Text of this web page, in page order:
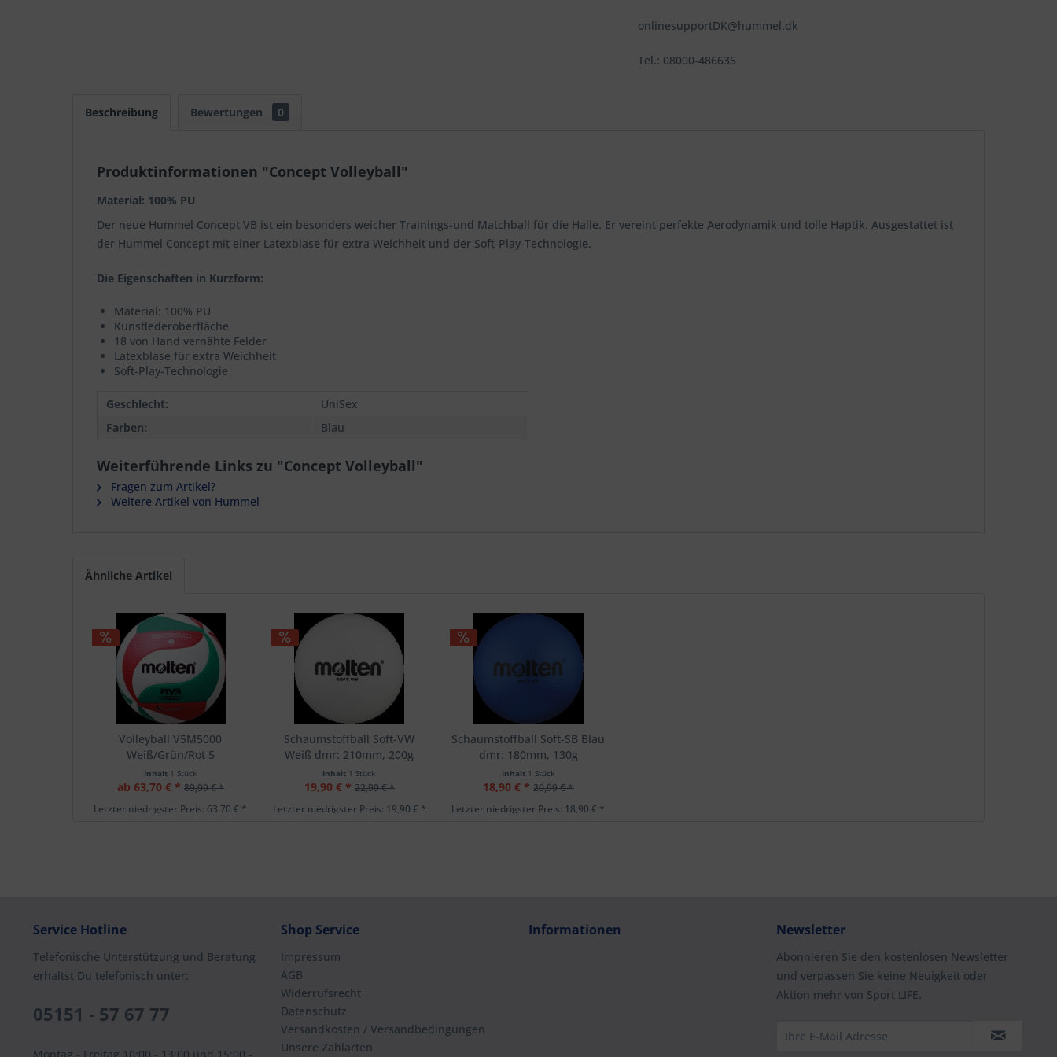
onlinesupportDK@hummel.dk
Tel.: 08000-486635
Beschreibung Bewertungen 0
Produktinformationen "Concept Volleyball"
Material: 100% PU
Der neue Hummel Concept VB ist ein besonders weicher Trainings-und Matchball für die Halle. Er vereint perfekte Aerodynamik und tolle Haptik. Ausgestattet ist
der Hummel Concept mit einer Latexblase für extra Weichheit und der Soft-Play-Technologie.
Die Eigenschaften in Kurzform:
Material: 100% PU
Kunstlederoberfläche
18 von Hand vernähte Felder
Latexblase für extra Weichheit
Soft-Play-Technologie
Geschlecht:
UniSex
Farben:
Blau
Weiterführende Links zu "Concept Volleyball"
Fragen zum Artikel?
Weitere Artikel von Hummel
Ähnliche Artikel
Volleyball V5M5000
Weiß/Grün/Rot 5
Inhalt 1 Stück
ab 63,70 € * 89,99 € *
Letzter niedrigster Preis: 63,70 € *
Schaumstoffball Soft-VW
Weiß dmr: 210mm, 200g
Inhalt 1 Stück
19,90 € * 22,99 € *
Letzter niedrigster Preis: 19,90 € *
Schaumstoffball Soft-SB Blau
dmr: 180mm, 130g
Inhalt 1 Stück
18,90 € * 20,99 € *
Letzter niedrigster Preis: 18,90 € *
Service Hotline
Telefonische Unterstützung und Beratung
erhaltst Du telefonisch unter:
05151 - 57 67 77
Shop Service
Impressum
AGB
Widerrufsrecht
Datenschutz
Versandkosten / Versandbedingungen
Unsere Zahlarten
Informationen Newsletter
Abonnieren Sie den kostenlosen Newsletter
und verpassen Sie keine Neuigkeit oder
Aktion mehr von Sport LIFE.